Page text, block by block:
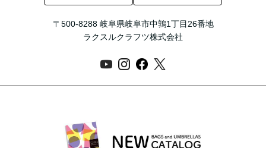
〒500-8288 岐阜県岐阜市中鶉1丁目26番地
ラクスルクラフツ株式会社